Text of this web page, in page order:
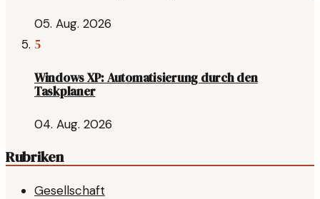
05. Aug. 2026
5
Windows XP: Automatisierung durch den
Taskplaner
04. Aug. 2026
Rubriken
Gesellschaft